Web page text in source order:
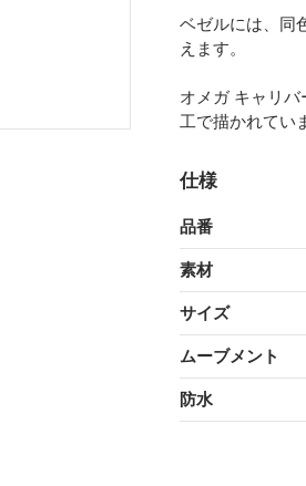
ベゼルには、同
えます。
オメガ キャリ
工で描かれてい
仕様
品番
素材
サイズ
ムーブメント
防水